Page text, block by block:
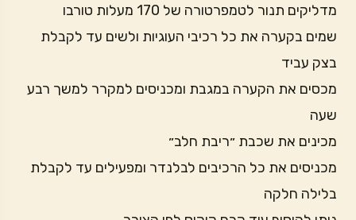
מדליקים תנור לטמפרטורה של 170 מעלות טורבו
שמים בקערה את כל רכיבי העוגיות ולשים עד לקבלת
בצק עביד
מכסים את הקערה במגבת ומכניסים למקרר למשך רבע
שעה
מכינים את שכבת ״ריבת חלב״
מכניסים את כל הרכיבים לבלנדר ומפעילים עד לקבלת
בלילה חלקה